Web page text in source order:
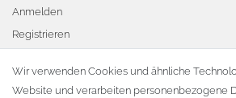
Anmelden
Registrieren
Warenkorb
Zur Kasse
Wir verwenden Cookies und ähnliche
Website und verarbeiten personenbezogene